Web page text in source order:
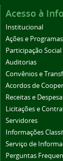
Acesso à
Institucional
Ações e Programas
Participação Social
Auditorias
Convênios e
Acordos de
Receitas e
Licitações e
Servidores
Informações
Serviço de
Perguntas